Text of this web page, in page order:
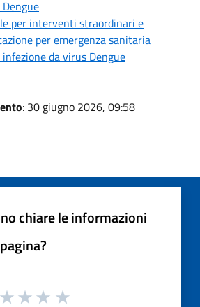
per interventi straordinari e
per emergenza sanitaria
infezione da virus Dengue
: 30 giugno 2026, 09:58
chiare le informazioni